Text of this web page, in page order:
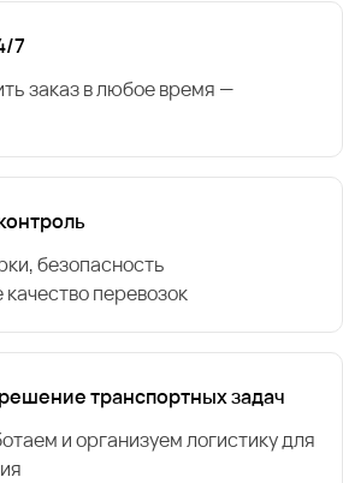
7
заказ в любое время —
безопасность
перевозок
транспортных задач
и организуем логистику для